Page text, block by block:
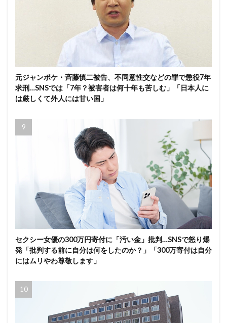
元ジャンポケ・斉藤慎二被告、不同意性交などの罪で懲役7年
求刑…SNSでは「7年？被害者は何十年も苦しむ」「日本人に
は厳しくて外人には甘い国」
セクシー女優の300万円寄付に「汚い金」批判…SNSで怒り爆
発「批判する前に自分は何をしたのか？」「300万寄付は自分
にはムリやわ尊敬します」